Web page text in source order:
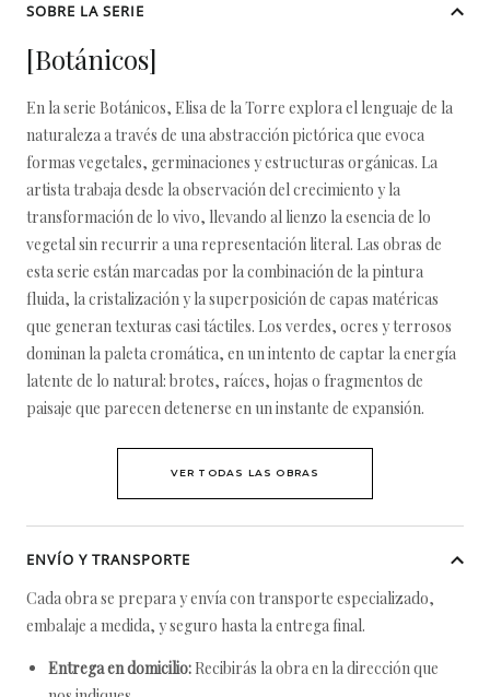
SOBRE LA SERIE
[Botánicos]
En la serie Botánicos, Elisa de la Torre explora el lenguaje de la
naturaleza a través de una abstracción pictórica que evoca
formas vegetales, germinaciones y estructuras orgánicas. La
artista trabaja desde la observación del crecimiento y la
transformación de lo vivo, llevando al lienzo la esencia de lo
vegetal sin recurrir a una representación literal. Las obras de
esta serie están marcadas por la combinación de la pintura
fluida, la cristalización y la superposición de capas matéricas
que generan texturas casi táctiles. Los verdes, ocres y terrosos
dominan la paleta cromática, en un intento de captar la energía
latente de lo natural: brotes, raíces, hojas o fragmentos de
paisaje que parecen detenerse en un instante de expansión.
VER TODAS LAS OBRAS
ENVÍO Y TRANSPORTE
Cada obra se prepara y envía con transporte especializado,
embalaje a medida, y seguro hasta la entrega final.
Entrega en domicilio: Recibirás la obra en la dirección que